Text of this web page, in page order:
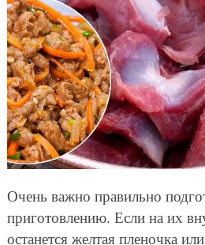
Очень важно правильно
приготовлению. Если на их
останется желтая пленочка